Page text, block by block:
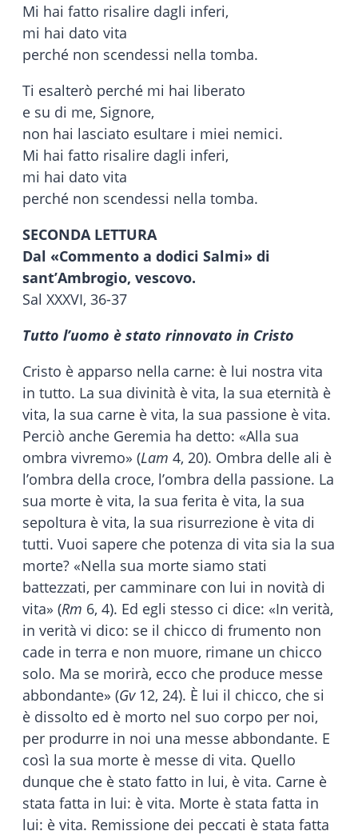
Mi hai fatto risalire dagli inferi,
mi hai dato vita
perché non scendessi nella tomba.
Ti esalterò perché mi hai liberato
e su di me, Signore,
non hai lasciato esultare i miei nemici.
Mi hai fatto risalire dagli inferi,
mi hai dato vita
perché non scendessi nella tomba.
SECONDA LETTURA
Dal «Commento a dodici Salmi» di
sant’Ambrogio, vescovo.
Sal XXXVI, 36-37
Tutto l’uomo è stato rinnovato in Cristo
Cristo è apparso nella carne: è lui nostra vita
in tutto. La sua divinità è vita, la sua eternità è
vita, la sua carne è vita, la sua passione è vita.
Perciò anche Geremia ha detto: «Alla sua
ombra vivremo» (Lam 4, 20). Ombra delle ali è
l’ombra della croce, l’ombra della passione. La
sua morte è vita, la sua ferita è vita, la sua
sepoltura è vita, la sua risurrezione è vita di
tutti. Vuoi sapere che potenza di vita sia la sua
morte? «Nella sua morte siamo stati
battezzati, per camminare con lui in novità di
vita» (Rm 6, 4). Ed egli stesso ci dice: «In verità,
in verità vi dico: se il chicco di frumento non
cade in terra e non muore, rimane un chicco
solo. Ma se morirà, ecco che produce messe
abbondante» (Gv12, 24). È lui il chicco, che si
è dissolto ed è morto nel suo corpo per noi,
per produrre in noi una messe abbondante. E
così la sua morte è messe di vita. Quello
dunque che è stato fatto in lui, è vita. Carne è
stata fatta in lui: è vita. Morte è stata fatta in
lui: è vita. Remissione dei peccati è stata fatta